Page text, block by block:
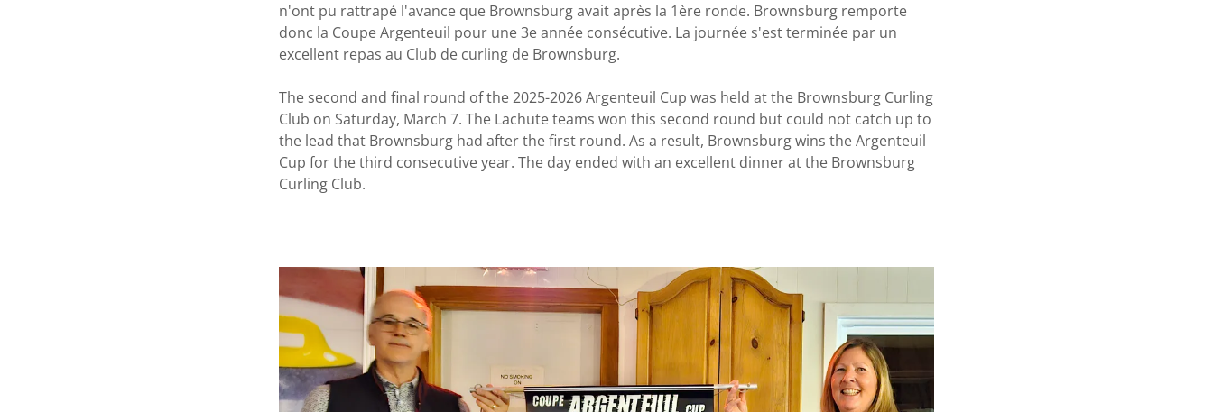
n'ont pu rattrapé l'avance que Brownsburg avait après la 1ère ronde. Brownsburg remporte
donc la Coupe Argenteuil pour une 3e année consécutive. La journée s'est terminée par un
excellent repas au Club de curling de Brownsburg.
The second and final round of the 2025-2026 Argenteuil Cup was held at the Brownsburg Curling
Club on Saturday, March 7. The Lachute teams won this second round but could not catch up to
the lead that Brownsburg had after the first round. As a result, Brownsburg wins the Argenteuil
Cup for the third consecutive year. The day ended with an excellent dinner at the Brownsburg
Curling Club.